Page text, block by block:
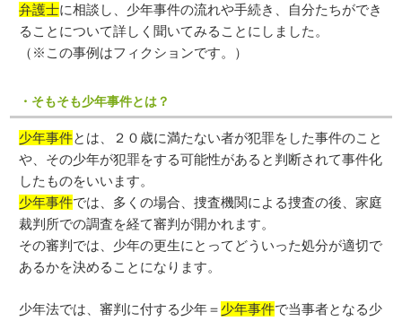
弁護士に相談し、少年事件の流れや手続き、自分たちができ
ることについて詳しく聞いてみることにしました。
（※この事例はフィクションです。）
・そもそも少年事件とは？
少年事件とは、２０歳に満たない者が犯罪をした事件のこと
や、その少年が犯罪をする可能性があると判断されて事件化
したものをいいます。
少年事件では、多くの場合、捜査機関による捜査の後、家庭
裁判所での調査を経て審判が開かれます。
その審判では、少年の更生にとってどういった処分が適切で
あるかを決めることになります。
少年法では、審判に付する少年＝ 少年事件で当事者となる少